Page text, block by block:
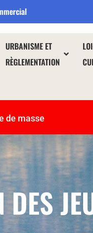
URBANISME ET
RÈGLEMENTATION
de masse